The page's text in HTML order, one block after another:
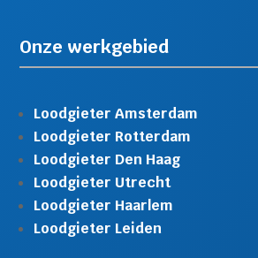
Onze werkgebied
Loodgieter Amsterdam
Loodgieter Rotterdam
Loodgieter Den Haag
Loodgieter Utrecht
Loodgieter Haarlem
Loodgieter Leiden